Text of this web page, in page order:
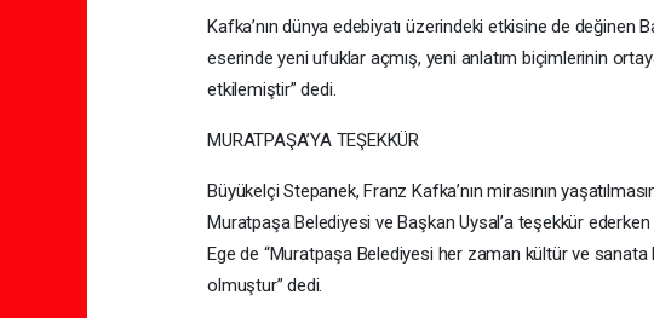
Kafka’nın dünya edebiyatı üzerindeki etkisine de
eserinde yeni ufuklar açmış, yeni anlatım biçimlerinin
etkilemiştir” dedi.
MURATPAŞA’YA TEŞEKKÜR
Büyükelçi Stepanek, Franz Kafka’nın mirasının
Muratpaşa Belediyesi ve Başkan Uysal’a teşekkür
Ege de “Muratpaşa Belediyesi her zaman kültür ve
olmuştur” dedi.